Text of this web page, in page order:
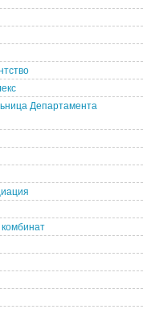
Департамента